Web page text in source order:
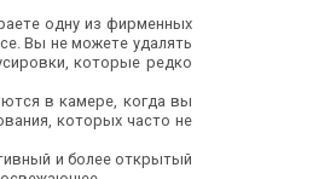
одну из фирменных
Вы не можете удалять
которые редко
в камере, когда вы
которых часто не
и более открытый